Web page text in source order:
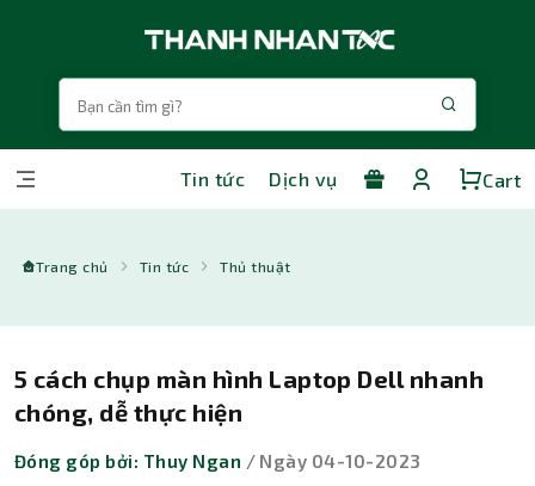
Tin tức Dịch vụ Cart
Trang chủ Tin tức Thủ thuật
5 cách chụp màn hình Laptop Dell nhanh
chóng, dễ thực hiện
Đóng góp bởi: Thuy Ngan / Ngày 04-10-2023